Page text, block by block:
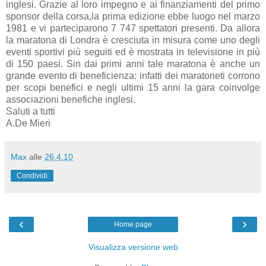
inglesi. Grazie al loro impegno e ai finanziamenti del primo
sponsor della corsa,la prima edizione ebbe luogo nel marzo
1981 e vi parteciparono 7 747 spettatori presenti. Da allora
la maratona di Londra è cresciuta in misura come uno degli
eventi sportivi più seguiti ed è mostrata in televisione in più
di 150 paesi. Sin dai primi anni tale maratona è anche un
grande evento di beneficienza: infatti dei maratoneti corrono
per scopi benefici e negli ultimi 15 anni la gara coinvolge
associazioni benefiche inglesi.
Saluti a tutti
A.De Mieri
Max alle 26.4.10
Condividi
‹ ›
Home page
Visualizza versione web